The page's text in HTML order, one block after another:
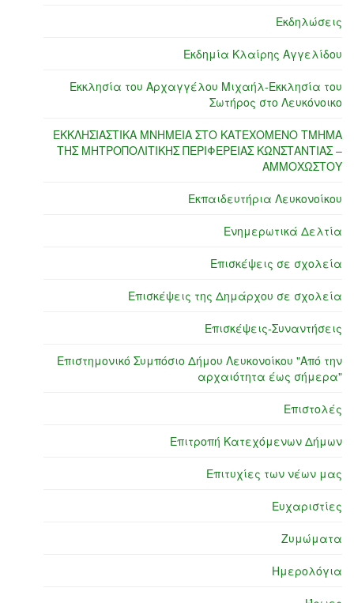
Εκδηλώσεις
Εκδημία Κλαίρης Αγγελίδου
Εκκλησία του Αρχαγγέλου Μιχαήλ-Εκκλησία του
Σωτήρος στο Λευκόνοικο
ΕΚΚΛΗΣΙΑΣΤΙΚΑ ΜΝΗΜΕΙΑ ΣΤΟ ΚΑΤΕΧΟΜΕΝΟ ΤΜΗΜΑ
ΤΗΣ ΜΗΤΡΟΠΟΛΙΤΙΚΗΣ ΠΕΡΙΦΕΡΕΙΑΣ ΚΩΝΣΤΑΝΤΙΑΣ –
ΑΜΜΟΧΩΣΤΟΥ
Εκπαιδευτήρια Λευκονοίκου
Ενημερωτικά Δελτία
Επισκέψεις σε σχολεία
Επισκέψεις της Δημάρχου σε σχολεία
Επισκέψεις-Συναντήσεις
Επιστημονικό Συμπόσιο Δήμου Λευκονοίκου "Από την
αρχαιότητα έως σήμερα"
Επιστολές
Επιτροπή Κατεχόμενων Δήμων
Επιτυχίες των νέων μας
Ευχαριστίες
Ζυμώματα
Ημερολόγια